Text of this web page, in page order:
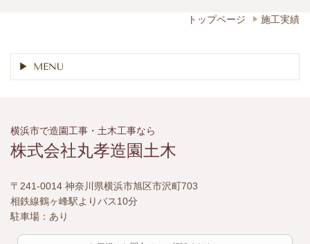
トップページ 施工実績
MENU
横浜市で造園工事・土木工事なら
株式会社丸孝造園土木
〒241-0014 神奈川県横浜市旭区市沢町703
相鉄線鶴ヶ峰駅よりバス10分
駐車場：あり